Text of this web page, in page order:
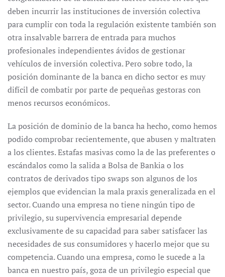
deben incurrir las instituciones de inversión colectiva
para cumplir con toda la regulación existente también son
otra insalvable barrera de entrada para muchos
profesionales independientes ávidos de gestionar
vehículos de inversión colectiva. Pero sobre todo, la
posición dominante de la banca en dicho sector es muy
difícil de combatir por parte de pequeñas gestoras con
menos recursos económicos.
La posición de dominio de la banca ha hecho, como hemos
podido comprobar recientemente, que abusen y maltraten
a los clientes. Estafas masivas como la de las preferentes o
escándalos como la salida a Bolsa de Bankia o los
contratos de derivados tipo swaps son algunos de los
ejemplos que evidencian la mala praxis generalizada en el
sector. Cuando una empresa no tiene ningún tipo de
privilegio, su supervivencia empresarial depende
exclusivamente de su capacidad para saber satisfacer las
necesidades de sus consumidores y hacerlo mejor que su
competencia. Cuando una empresa, como le sucede a la
banca en nuestro país, goza de un privilegio especial que